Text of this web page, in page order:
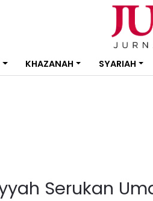
KHAZANAH SYARIAH
Serukan